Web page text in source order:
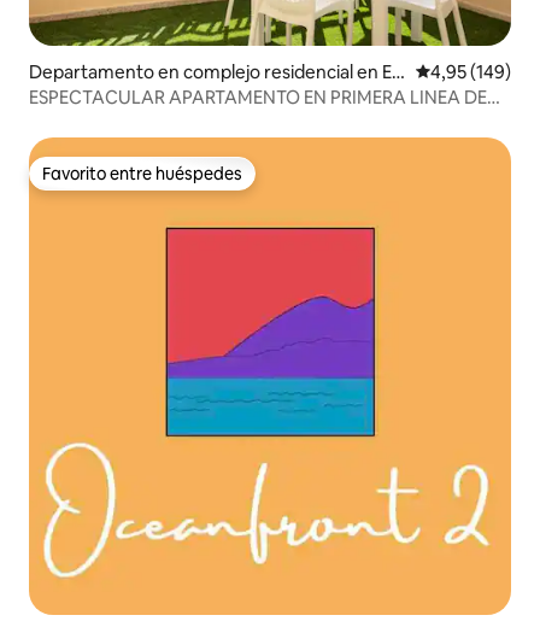
Departamento en complejo residencial en El
Médano
Calificación
4,95 (149)
ESPECTACULAR APARTAMENTO EN PRIMERA LINEA DE
Favorito entre huéspedes
Favorito entre huéspedes